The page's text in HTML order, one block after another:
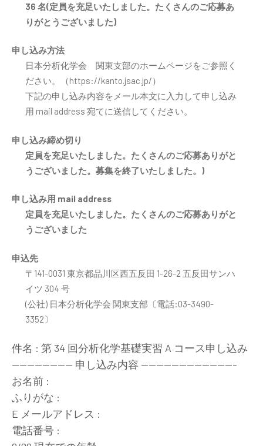
36 名(定員を充足いたしました。たくさんのご応募あ
りがとうございました)
申し込み方法
日本分析化学会 関東支部のホームページをご参照く
ださい。（https://kanto.jsac.jp/）
下記の申し込み内容をメール本文に入力して申し込み
用 mail address 宛てに送信してください。
申し込み締め切り
定員を充足いたしました。たくさんのご応募ありがと
うございました。募集を終了いたしました。)
申し込み用 mail address
定員を充足いたしました。たくさんのご応募ありがと
うございました
申込先
〒141-0031 東京都品川区西五反田 1-26-2 五反田サンハ
イツ 304 号
(公社) 日本分析化学会 関東支部〔電話:03-3490-
3352〕
件名 : 第 34 回分析化学基礎実習 A コース申し込み
---------------- 申し込み内容 -------------------------
お名前 :
ふりがな :
E メールアドレス :
電話番号 :